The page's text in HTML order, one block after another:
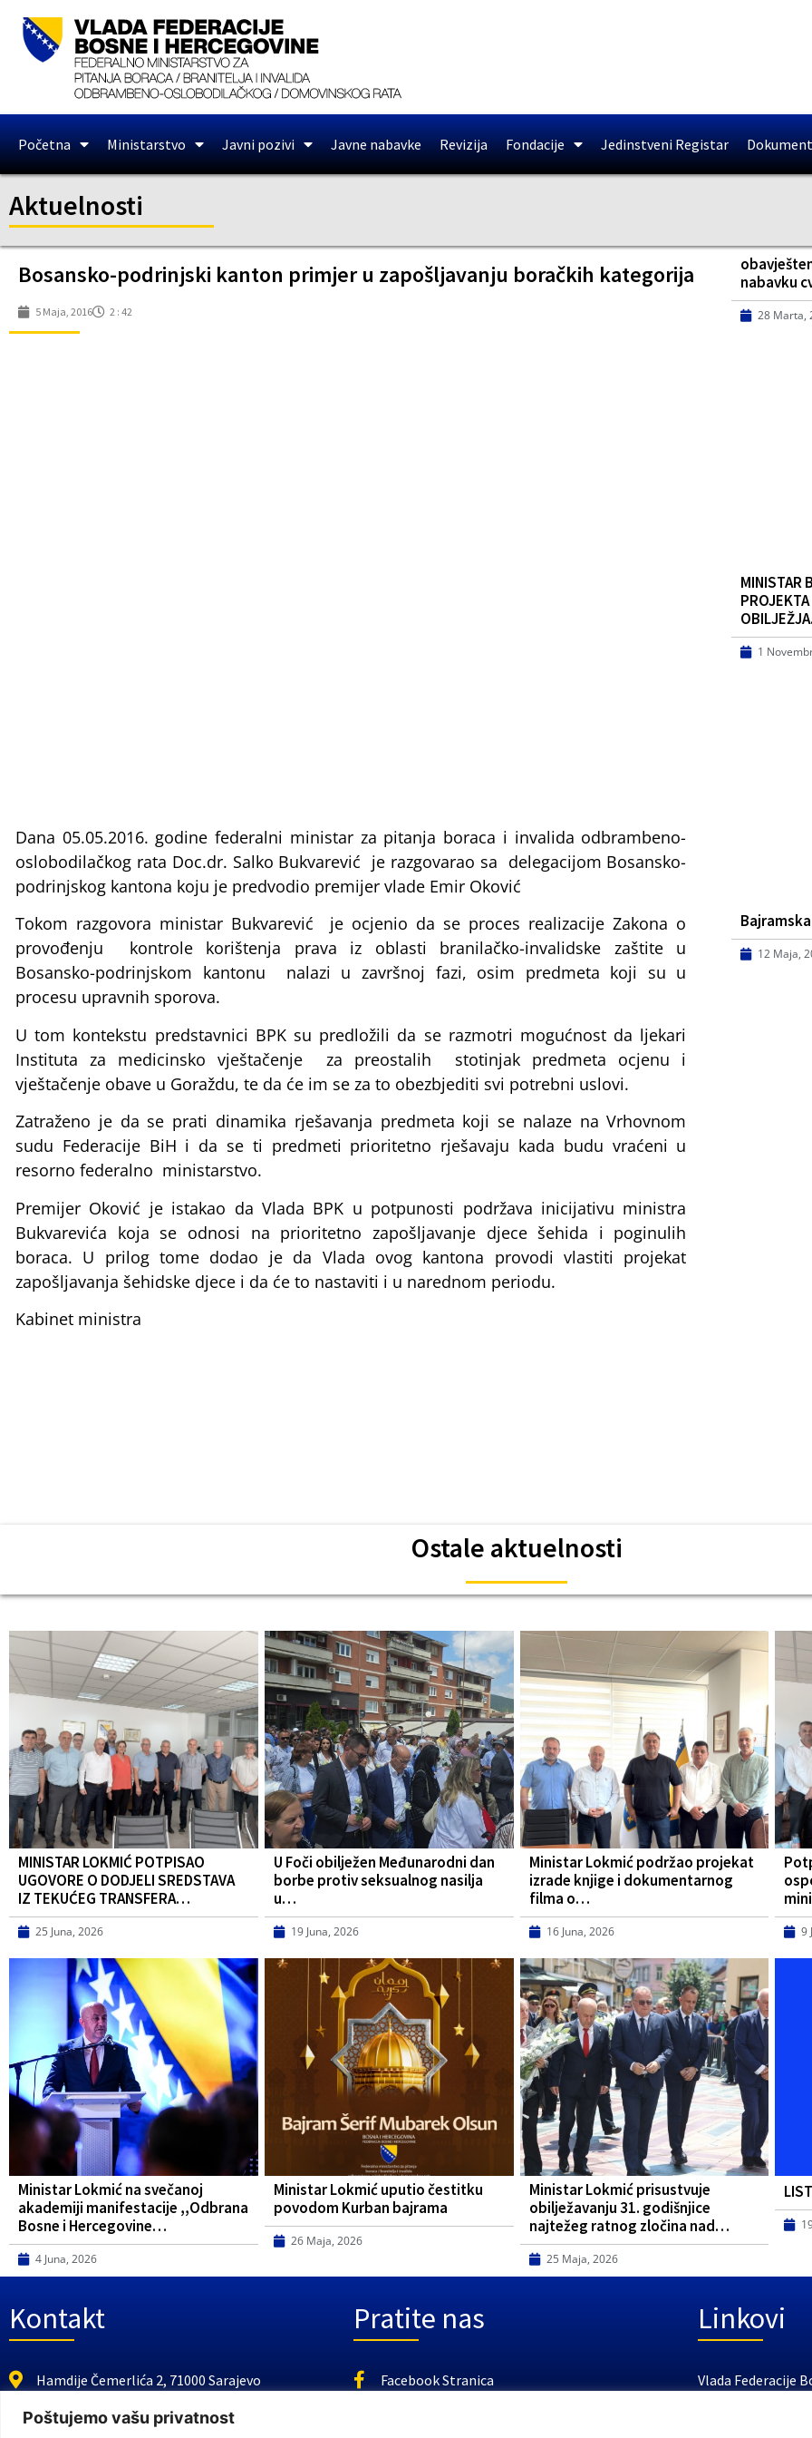
Poštujemo vašu privatnost
Početna Ministarstvo Javni pozivi Javne nabavke Revizija Fondacije Jedinstveni Registar
Aktuelnosti
Bosansko-podrinjski kanton primjer u zapošljavanju boračkih kategorija
5 Maja, 2016 2 : 42
Dana 05.05.2016. godine federalni ministar za pitanja boraca i invalida odbrambeno-
oslobodilačkog rata Doc.dr. Salko Bukvarević je razgovarao sa delegacijom Bosansko-
podrinjskog kantona koju je predvodio premijer vlade Emir Oković
Tokom razgovora ministar Bukvarević je ocjenio da se proces realizacije Zakona o
provođenju kontrole korištenja prava iz oblasti branilačko-invalidske zaštite u
Bosansko-podrinjskom kantonu nalazi u završnoj fazi, osim predmeta koji su u
procesu upravnih sporova.
U tom kontekstu predstavnici BPK su predložili da se razmotri mogućnost da ljekari
Instituta za medicinsko vještačenje za preostalih stotinjak predmeta ocjenu i
vještačenje obave u Goraždu, te da će im se za to obezbjediti svi potrebni uslovi.
Zatraženo je da se prati dinamika rješavanja predmeta koji se nalaze na Vrhovnom
sudu Federacije BiH i da se ti predmeti prioritetno rješavaju kada budu vraćeni u
resorno federalno ministarstvo.
Premijer Oković je istakao da Vlada BPK u potpunosti podržava inicijativu ministra
Bukvarevića koja se odnosi na prioritetno zapošljavanje djece šehida i poginulih
boraca. U prilog tome dodao je da Vlada ovog kantona provodi vlastiti projekat
zapošljavanja šehidske djece i da će to nastaviti i u narednom periodu.
Kabinet ministra
nabavku
28 Marta,
MINISTAR
1
12 Maja,
Ostale aktuelnosti
MINISTAR LOKMIĆ POTPISAO
UGOVORE O DODJELI SREDSTAVA
IZ TEKUĆEG TRANSFERA…
25 Juna, 2026
U Foči obilježen Međunarodni dan
borbe protiv seksualnog nasilja
u…
19 Juna, 2026
Ministar Lokmić podržao projekat
izrade knjige i dokumentarnog
filma o…
16 Juna, 2026 9
Ministar Lokmić na svečanoj
akademiji manifestacije ,,Odbrana
Bosne i Hercegovine…
4 Juna, 2026
Ministar Lokmić uputio čestitku
povodom Kurban bajrama
26 Maja, 2026
Ministar Lokmić prisustvuje
obilježavanju 31. godišnjice
najtežeg ratnog zločina nad…
25 Maja, 2026
Kontakt
Hamdije Čemerlića 2, 71000 Sarajevo
https://fmbi.gov.ba
Pratite nas
Facebook Stranica
Linkovi
Vlada Federacije